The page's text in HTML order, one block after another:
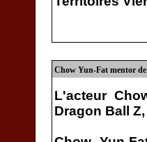
Chow Yun-Fat mentor
L'acteur
Dragon Ball